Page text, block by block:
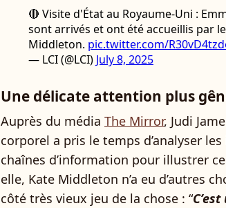
🔴 Visite d'État au Royaume-Uni :
sont arrivés et ont été accueillis par
Middleton. pic.twitter.com/
— LCI (@LCI) July 8, 2025
Une délicate attention plus
Auprès du média The Mirror, Judi
corporel a pris le temps d’analyser
chaînes d’information pour illustrer
elle, Kate Middleton n’a eu d’autres
côté très vieux jeu de la chose : “